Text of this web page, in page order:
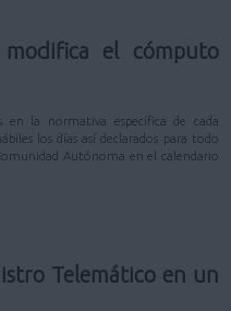
modifica el cómputo
en la normativa específica de cada
los días así declarados para todo
Autónoma en el calendario
Telemático en un